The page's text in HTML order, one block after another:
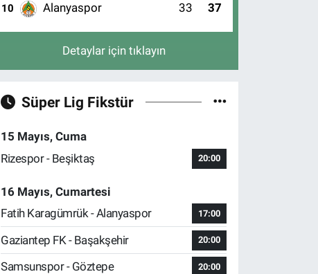
10 Alanyaspor 33 37
Detaylar için tıklayın
Süper Lig Fikstür
15 Mayıs, Cuma
Rizespor - Beşiktaş
20:00
16 Mayıs, Cumartesi
Fatih Karagümrük - Alanyaspor
17:00
Gaziantep FK - Başakşehir 20:00
Samsunspor - Göztepe 20:00